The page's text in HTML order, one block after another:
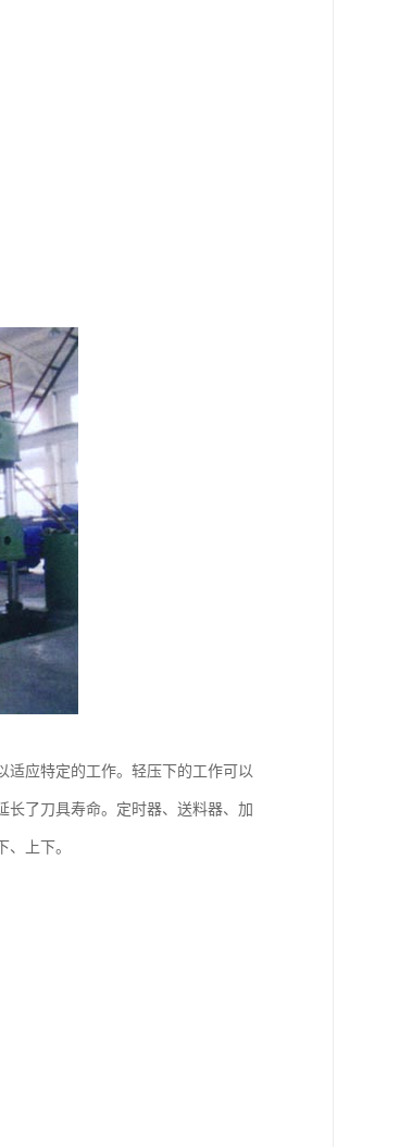
适应特定的工作。轻压下的工作可以
了刀具寿命。定时器、送料器、加
上下。